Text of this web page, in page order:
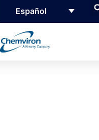
Español